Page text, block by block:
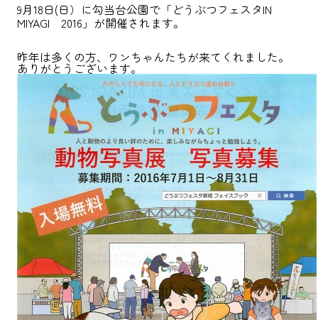
9月18日(日）に勾当台公園で「どうぶつフェスタIN
MIYAGI 2016」が開催されます。
昨年は多くの方、ワンちゃんたちが来てくれました。
ありがとうございます。